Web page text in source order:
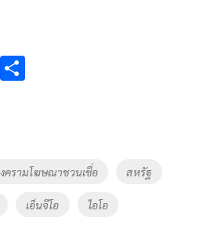
Li
ครามโฆษณาชวนเชื่อ สหรัฐ
เอ็นจีโอ ไอโอ